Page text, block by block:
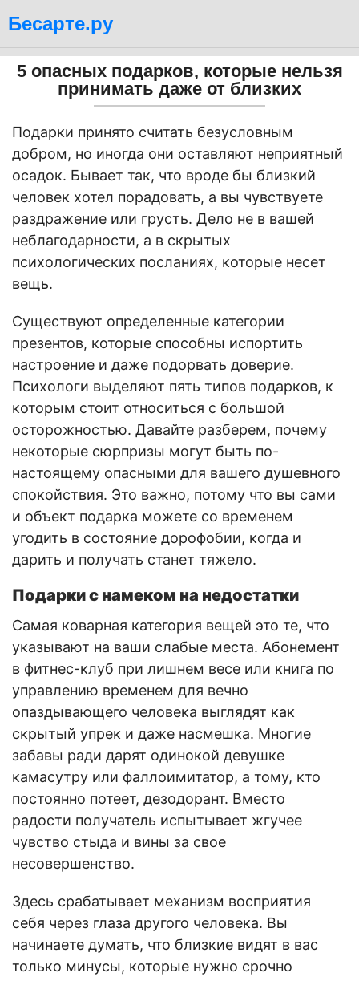
Бесарте.ру
5 опасных подарков, которые нельзя
принимать даже от близких
Подарки принято считать безусловным
добром, но иногда они оставляют неприятный
осадок. Бывает так, что вроде бы близкий
человек хотел порадовать, а вы чувствуете
раздражение или грусть. Дело не в вашей
неблагодарности, а в скрытых
психологических посланиях, которые несет
вещь.
Существуют определенные категории
презентов, которые способны испортить
настроение и даже подорвать доверие.
Психологи выделяют пять типов подарков, к
которым стоит относиться с большой
осторожностью. Давайте разберем, почему
некоторые сюрпризы могут быть по-
настоящему опасными для вашего душевного
спокойствия. Это важно, потому что вы сами
и объект подарка можете со временем
угодить в состояние дорофобии, когда и
дарить и получать станет тяжело.
Подарки с намеком на недостатки
Самая коварная категория вещей это те, что
указывают на ваши слабые места. Абонемент
в фитнес-клуб при лишнем весе или книга по
управлению временем для вечно
опаздывающего человека выглядят как
скрытый упрек и даже насмешка. Многие
забавы ради дарят одинокой девушке
камасутру или фаллоимитатор, а тому, кто
постоянно потеет, дезодорант. Вместо
радости получатель испытывает жгучее
чувство стыда и вины за свое
несовершенство.
Здесь срабатывает механизм восприятия
себя через глаза другого человека. Вы
начинаете думать, что близкие видят в вас
только минусы, которые нужно срочно